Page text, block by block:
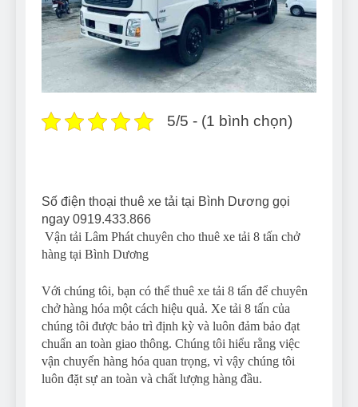
5/5 - (1 bình chọn)
Số điện thoại thuê xe tải tại Bình Dương gọi
ngay 0919.433.866
Vận tải Lâm Phát chuyên cho thuê xe tải 8 tấn chở
hàng tại Bình Dương
Với chúng tôi, bạn có thể thuê xe tải 8 tấn để chuyên
chở hàng hóa một cách hiệu quả. Xe tải 8 tấn của
chúng tôi được bảo trì định kỳ và luôn đảm bảo đạt
chuẩn an toàn giao thông. Chúng tôi hiểu rằng việc
vận chuyển hàng hóa quan trọng, vì vậy chúng tôi
luôn đặt sự an toàn và chất lượng hàng đầu.